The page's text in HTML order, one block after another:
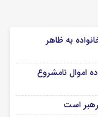
به ظاهر
اموال نامشروع
است